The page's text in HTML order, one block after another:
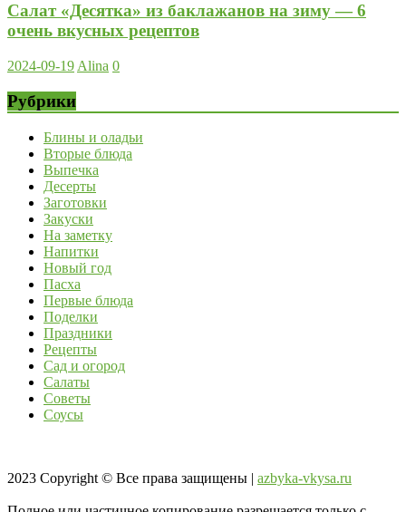
Салат «Десятка» из баклажанов на зиму — 6
очень вкусных рецептов
2024-09-19 Alina 0
Рубрики
Блины и оладьи
Вторые блюда
Выпечка
Десерты
Заготовки
Закуски
На заметку
Напитки
Новый год
Пасха
Первые блюда
Поделки
Праздники
Рецепты
Сад и огород
Салаты
Советы
Соусы
2023 Copyright © Все права защищены | azbyka-vkysa.ru